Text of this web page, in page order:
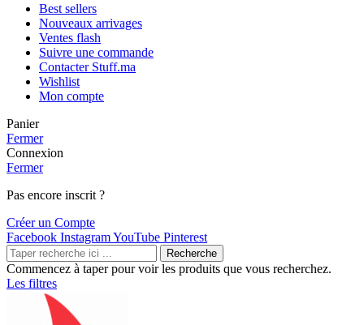
Best sellers
Nouveaux arrivages
Ventes flash
Suivre une commande
Contacter Stuff.ma
Wishlist
Mon compte
Panier
Fermer
Connexion
Fermer
Pas encore inscrit ?
Créer un Compte
Facebook InstagramYouTube Pinterest
Recherche
Commencez à taper pour voir les produits que vous recherchez.
Les filtres